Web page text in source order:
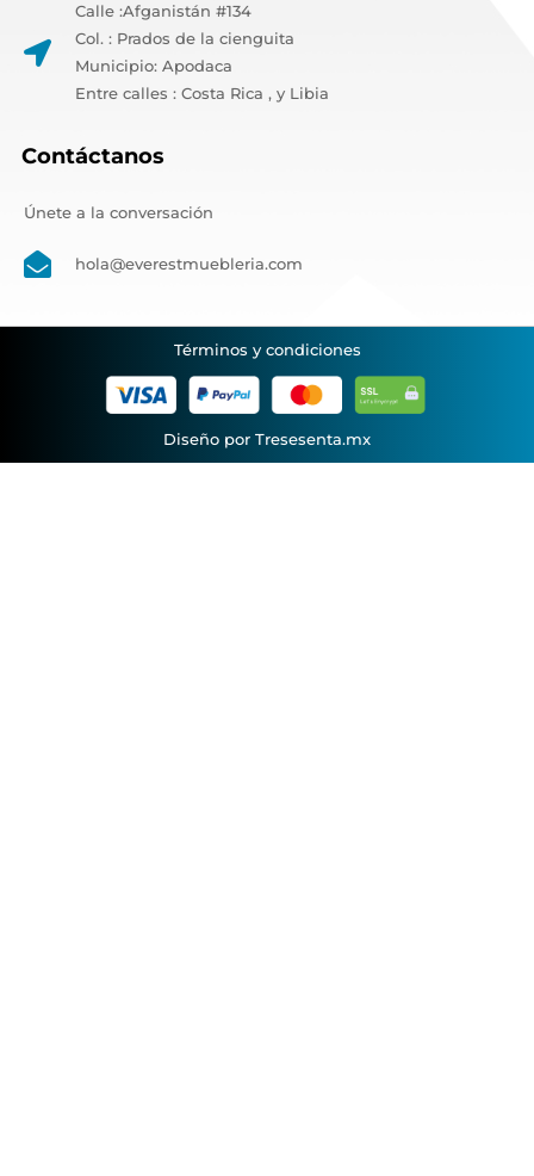
Calle :Afganistán #134
Col. : Prados de la cienguita
Municipio: Apodaca
Entre calles : Costa Rica , y Libia
Contáctanos
Únete a la conversación
hola@everestmuebleria.com
Términos y condiciones
Diseño por Tresesenta.mx